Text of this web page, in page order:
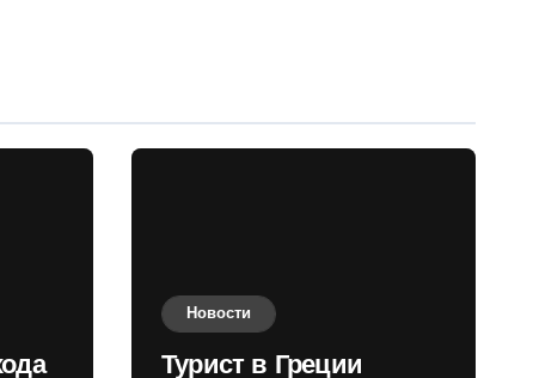
Новости
Турист в Греции